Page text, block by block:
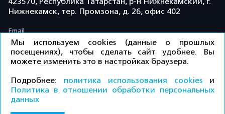
Нижнекамск, тер. Промзона, д. 26, офис 402
Email
info@td-kama.com
©ООО «Торговый дом «Кама» 2026 / Все права
защищены.
Политика конфиденциальности
Мы используем cookies (данные о прошлых
посещениях), чтобы сделать сайт удобнее. Вы
можете изменить это в настройках браузера.
Подробнее: политика использования cookies и
Политика в отношении обработки персональных
данных